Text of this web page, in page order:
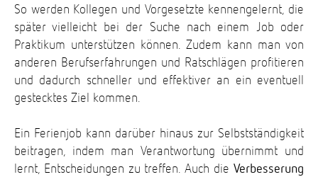
So werden Kollegen und Vorgesetzte kennengelernt, die
später vielleicht bei der Suche nach einem Job oder
Praktikum unterstützen können. Zudem kann man von
anderen Berufserfahrungen und Ratschlägen profitieren
und dadurch schneller und effektiver an ein eventuell
gestecktes Ziel kommen.
Ein Ferienjob kann darüber hinaus zur Selbstständigkeit
beitragen, indem man Verantwortung übernimmt und
lernt, Entscheidungen zu treffen. Auch die Verbesserung